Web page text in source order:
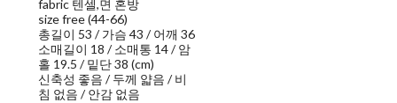
fabric 텐셀,면 혼방
size free (44-66)
총길이 53 / 가슴 43 / 어깨 36
소매길이 18 / 소매통 14 / 암
홀 19.5 / 밑단 38 (cm)
신축성 좋음 / 두께 얇음 / 비
침 없음 / 안감 없음